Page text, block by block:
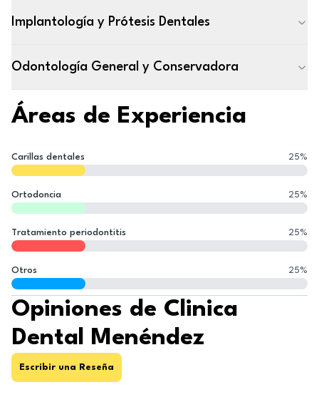
Implantología y Prótesis Dentales
Odontología General y Conservadora
Áreas de Experiencia
Carillas dentales 25%
Ortodoncia 25%
Tratamiento periodontitis 25%
Otros 25%
Opiniones de Clinica
Dental Menéndez
Escribir una Reseña